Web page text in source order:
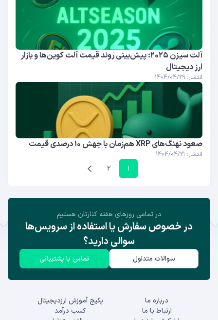
آلت سیزن ۲۰۲۵: پیش‌بینی روند قیمت آلت کوین‌ها و بازار
ارز دیجیتال
انتشار: 1404/04/29
صعود نهنگ‌های XRP هم‌زمان با جهش ۱۰ درصدی قیمت
انتشار: 1404/04/21
1
2
در تمامی روز‌های هفته کنارتان هستیم
در خصوص سفارش یا استفاده از سرویس‌ها
سوالی دارید؟
سوالات متداول تماس با پشتیبانی
درباره ما
ارتباط با ما
پکیج آموزش ارزدیجیتال
کسب درآمد